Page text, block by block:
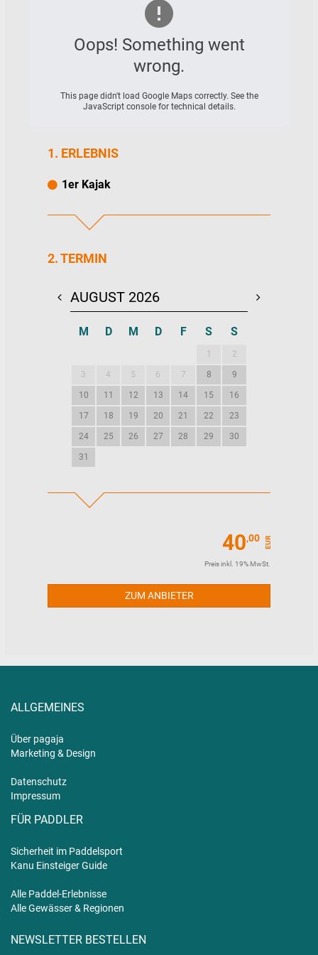
Schleusengraben Richtung Bergedorf.
Entlang der Kanutouren gibt es viele Stellen
für Picknick- oder Badepausen.
Eine kostenlose Übersichtskarte erleichtert
Oops! Something went
wrong.
This page didn't load Google Maps correctly. See the
JavaScript console for technical details.
1. ERLEBNIS
1er Kajak
2. TERMIN
AUGUST 2026
M D M D F S S
1 2
3 4 5 6 7 8 9
10 11 12 13 14 15 16
17 18 19 20 21 22 23
24 25 26 27 28 29 30
31
40,00 EUR
Preis inkl. 19% MwSt.
ZUM ANBIETER
ALLGEMEINES
Über pagaja
Marketing & Design
Datenschutz
Impressum
FÜR PADDLER
Sicherheit im Paddelsport
Kanu Einsteiger Guide
Alle Paddel-Erlebnisse
Alle Gewässer & Regionen
NEWSLETTER BESTELLEN